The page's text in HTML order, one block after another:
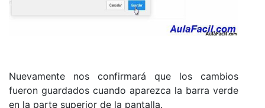
Nuevamente nos confirmará que los cambios
fueron guardados cuando aparezca la barra verde
en la parte superior de la pantalla.